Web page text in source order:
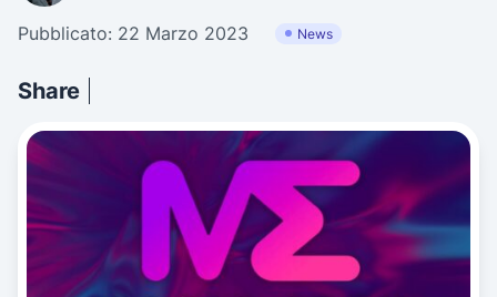
Pubblicato: 22 Marzo 2023 News
Share